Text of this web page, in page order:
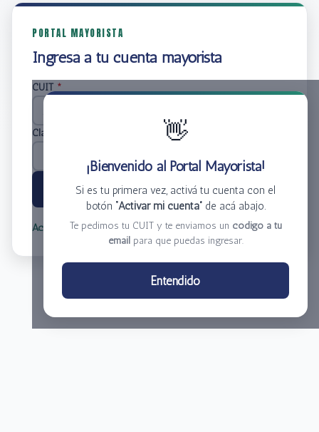
PORTAL MAYORISTA
Ingresá a tu cuenta mayorista
👋
¡Bienvenido al Portal Mayorista!
Si es tu primera vez, activá tu cuenta con el
botón “Activar mi cuenta”de acá abajo.
Te pedimos tu CUIT y te enviamos un código a tu
email para que puedas ingresar.
Entendido
CUIT *
Clave
Ingresar
Activar mi cuenta Olvidé mi clave
Centro de Distribución El Bacha S.A.